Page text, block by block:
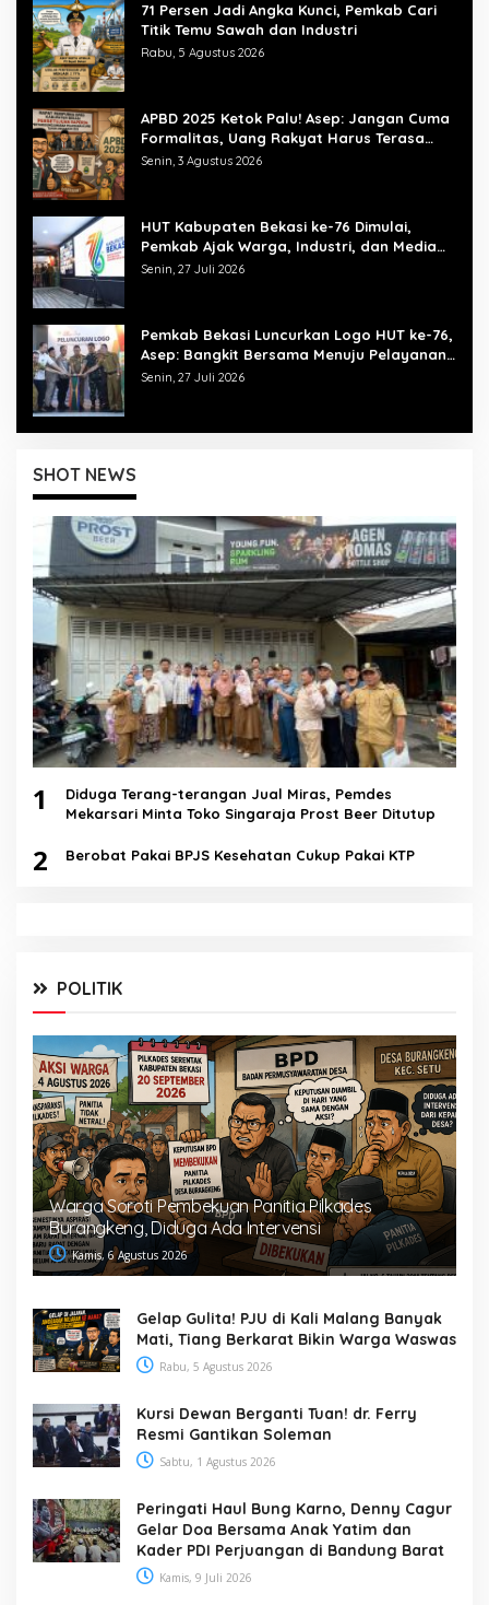
71 Persen Jadi Angka Kunci, Pemkab Cari
Titik Temu Sawah dan Industri
Rabu, 5 Agustus 2026
APBD 2025 Ketok Palu! Asep: Jangan Cuma
Formalitas, Uang Rakyat Harus Terasa
Manfaatnya
Senin, 3 Agustus 2026
HUT Kabupaten Bekasi ke-76 Dimulai,
Pemkab Ajak Warga, Industri, dan Media
Kibarkan Semangat “Bangkit Bersama”
Senin, 27 Juli 2026
Pemkab Bekasi Luncurkan Logo HUT ke-76,
Asep: Bangkit Bersama Menuju Pelayanan
yang Lebih Baik
Senin, 27 Juli 2026
SHOT NEWS
1
Diduga Terang-terangan Jual Miras, Pemdes
Mekarsari Minta Toko Singaraja Prost Beer Ditutup
2 Berobat Pakai BPJS Kesehatan Cukup Pakai KTP
POLITIK
Warga Soroti Pembekuan Panitia Pilkades
Burangkeng, Diduga Ada Intervensi
Kamis, 6 Agustus 2026
Gelap Gulita! PJU di Kali Malang Banyak
Mati, Tiang Berkarat Bikin Warga Waswas
Rabu, 5 Agustus 2026
Kursi Dewan Berganti Tuan! dr. Ferry
Resmi Gantikan Soleman
Sabtu, 1 Agustus 2026
Peringati Haul Bung Karno, Denny Cagur
Gelar Doa Bersama Anak Yatim dan
Kader PDI Perjuangan di Bandung Barat
Kamis, 9 Juli 2026